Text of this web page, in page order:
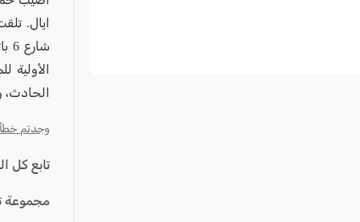
ايال.
الأولية
الحادث،
وجدتم
تابع كل
مجموعة